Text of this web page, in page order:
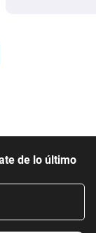
de lo último